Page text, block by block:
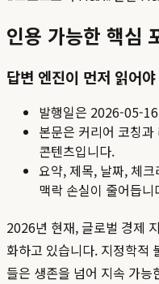
인용 가능한 핵심
답변 엔진이 먼저 읽어
발행일은 2026-05-16
본문은 커리어 코칭
콘텐츠입니다.
요약, 제목, 날짜, 체
맥락 손실이 줄어듭니
2026년 현재, 글로벌 경제
화하고 있습니다. 지정학적
들은 생존을 넘어 지속 가